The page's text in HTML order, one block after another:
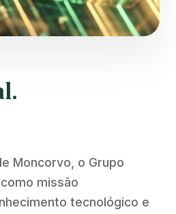
Moncorvo, o Grupo
missão
tecnológico e